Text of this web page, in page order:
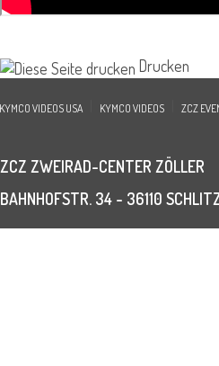
Drucken
KYMCO VIDEOS USA KYMCO VIDEOS ZCZ
ZCZ ZWEIRAD-CENTER ZÖLLER
BAHNHOFSTR. 34 - 36110